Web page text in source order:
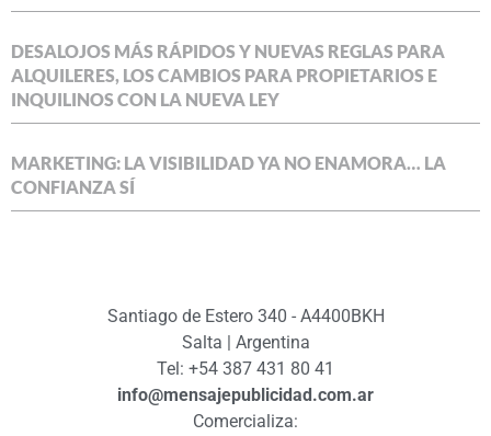
DESALOJOS MÁS RÁPIDOS Y NUEVAS REGLAS PARA
ALQUILERES, LOS CAMBIOS PARA PROPIETARIOS E
INQUILINOS CON LA NUEVA LEY
MARKETING: LA VISIBILIDAD YA NO ENAMORA… LA
CONFIANZA SÍ
Santiago de Estero 340 - A4400BKH
Salta | Argentina
Tel: +54 387 431 80 41
info@mensajepublicidad.com.ar
Comercializa: